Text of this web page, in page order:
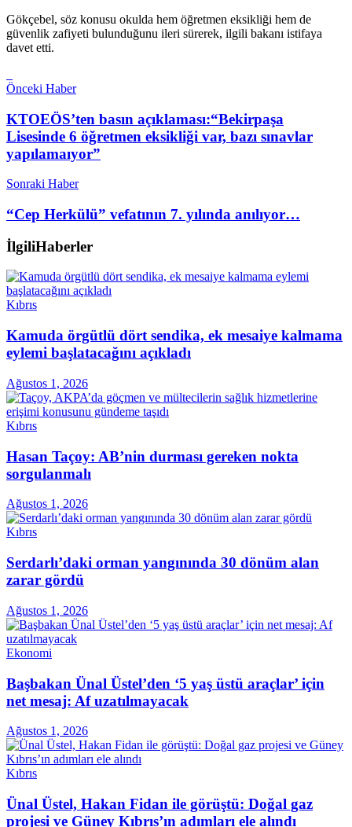
Gökçebel, söz konusu okulda hem öğretmen eksikliği hem de
güvenlik zafiyeti bulunduğunu ileri sürerek, ilgili bakanı istifaya
davet etti.
Önceki Haber
KTOEÖS’ten basın açıklaması:“Bekirpaşa
Lisesinde 6 öğretmen eksikliği var, bazı sınavlar
yapılamaıyor”
Sonraki Haber
“Cep Herkülü” vefatının 7. yılında anılıyor…
İlgiliHaberler
Kıbrıs
Kamuda örgütlü dört sendika, ek mesaiye kalmama
eylemi başlatacağını açıkladı
Ağustos 1, 2026
Kıbrıs
Hasan Taçoy: AB’nin durması gereken nokta
sorgulanmalı
Ağustos 1, 2026
Kıbrıs
Serdarlı’daki orman yangınında 30 dönüm alan
zarar gördü
Ağustos 1, 2026
Ekonomi
Başbakan Ünal Üstel’den ‘5 yaş üstü araçlar’ için
net mesaj: Af uzatılmayacak
Ağustos 1, 2026
Kıbrıs
Ünal Üstel, Hakan Fidan ile görüştü: Doğal gaz
projesi ve Güney Kıbrıs’ın adımları ele alındı